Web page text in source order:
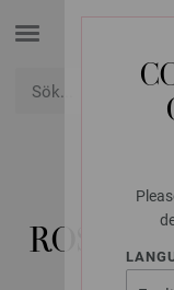
ROSETT